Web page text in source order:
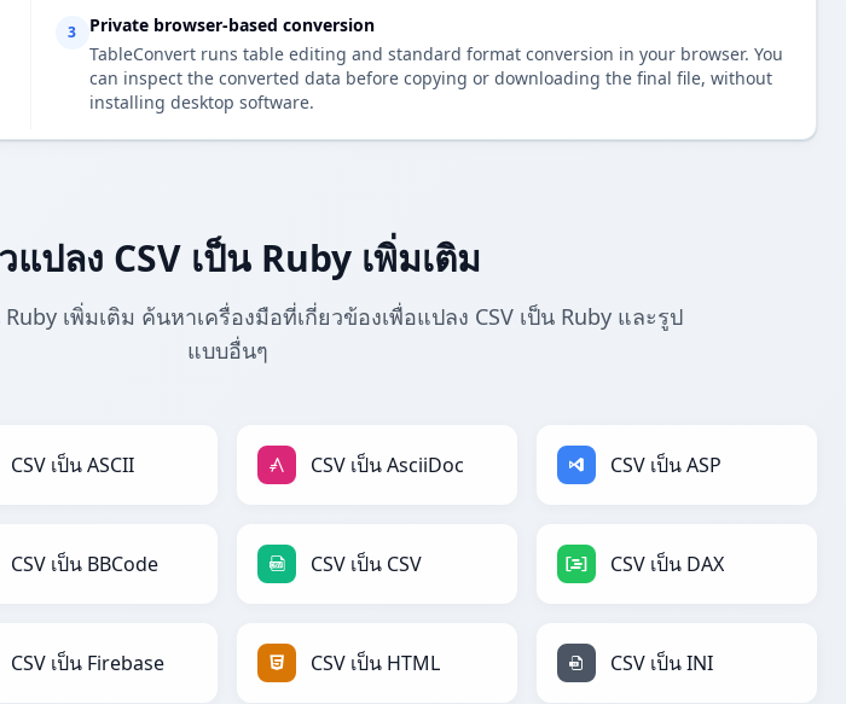
3
Private browser-based conversion
TableConvert runs table editing and standard format conversion in your browser. You
can inspect the converted data before copying or downloading the final file, without
installing desktop software.
แปลง CSV เป็น Ruby เพิ่มเติม
เพิ่มเติม ค้นหาเครื่องมือที่เกี่ยวข้องเพื่อแปลง CSV เป็น Ruby และรูป
แบบอื่นๆ
CSV เป็น ASCII CSV เป็น AsciiDoc CSV เป็น ASP
CSV เป็น BBCode CSV เป็น CSV CSV เป็น DAX
CSV เป็น Firebase CSV เป็น HTML CSV เป็น INI